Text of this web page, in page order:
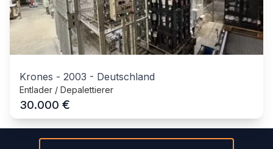
Krones - 2003 - Deutschland
Entlader / Depalettierer
30.000 €